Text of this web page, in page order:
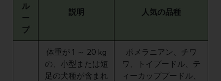
ル
ー
プ
説明 人気の品種
体重が 1 ～ 20 kg
の、小型または短
足の犬種が含まれ
ポメラニアン、チワ
ワ、トイプードル、テ
ィーカッププードル、